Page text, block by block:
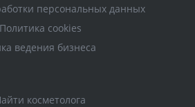
персональных данных
Политика cookies
ведения бизнеса
косметолога